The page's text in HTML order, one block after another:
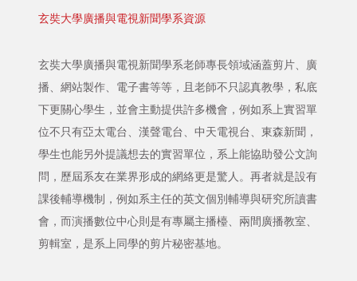
玄奘大學廣播與電視新聞學系資源
玄奘大學廣播與電視新聞學系老師專長領域涵蓋剪片、廣
播、網站製作、電子書等等，且老師不只認真教學，私底
下更關心學生，並會主動提供許多機會，例如系上實習單
位不只有亞太電台、漢聲電台、中天電視台、東森新聞，
學生也能另外提議想去的實習單位，系上能協助發公文詢
問，歷屆系友在業界形成的網絡更是驚人。再者就是設有
課後輔導機制，例如系主任的英文個別輔導與研究所讀書
會，而演播數位中心則是有專屬主播檯、兩間廣播教室、
剪輯室，是系上同學的剪片秘密基地。